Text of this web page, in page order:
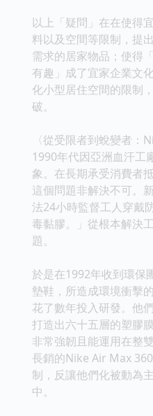
以上「疑問」在在使得
料以及空間等限制，提
需求的居家物品；使得
有趣」成了宜家企業文
化小型居住空間的限制
破。
〈從受限者到蛻變者：
1990年代因亞洲血汗工
象。在長期承受消費者
這個問題非解決不可。
法24小時監督工人穿戴
毒黏膠。」從根本解決
題。
於是在1992年收到環保
墊鞋，所造成環境衝擊
花了數年投入研發。他
打造出六十五層的塑膠
非常強韌且能運用在整
長銷的Nike Air Max
制，反讓他們化被動為
中。